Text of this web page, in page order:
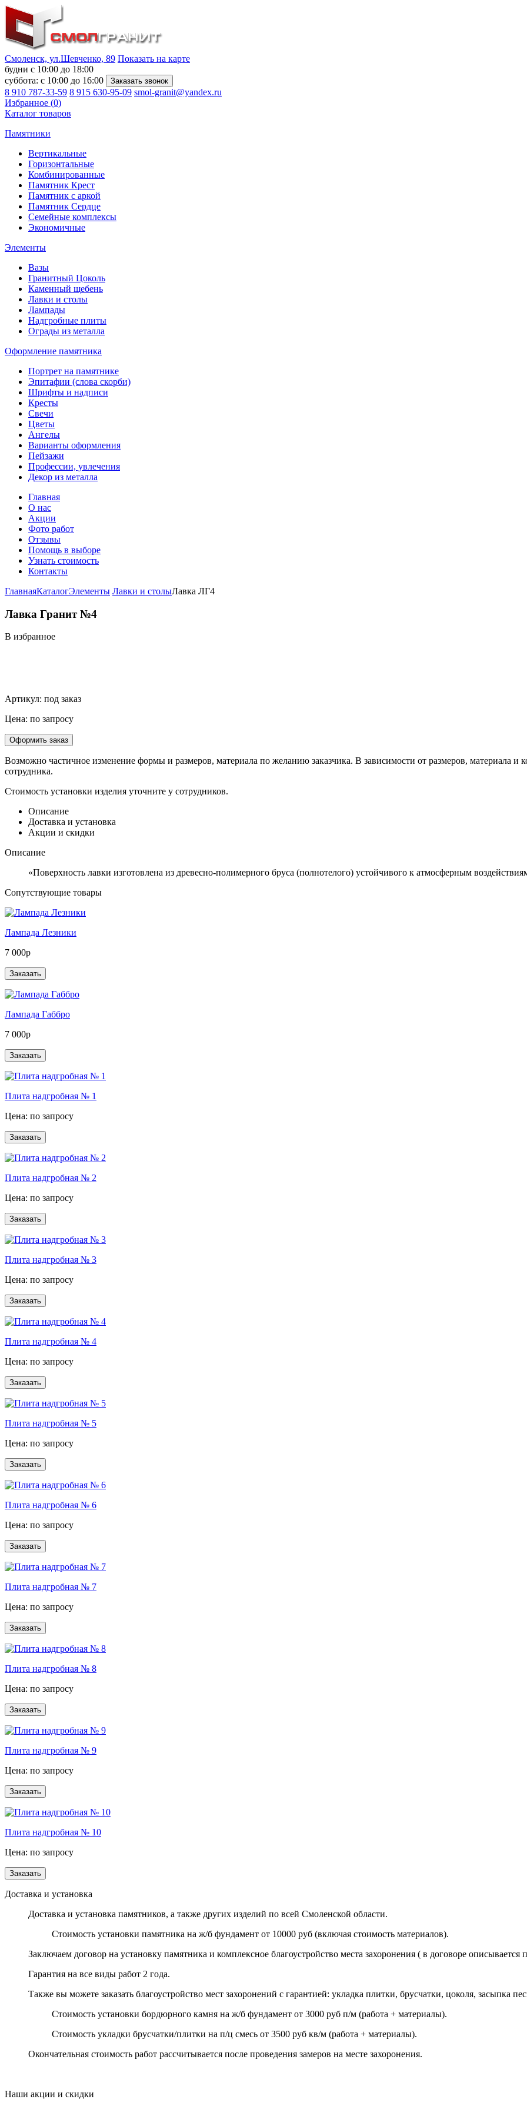
Смоленск, ул.Шевченко, 89 Показать на карте
будни с 10:00 до 18:00
суббота: с 10:00 до 16:00
8 910 787-33-59 8 915 630-95-09 smol-granit@yandex.ru
Избранное (0)
Каталог товаров
Памятники
Вертикальные
Горизонтальные
Комбинированные
Памятник Крест
Памятник с аркой
Памятник Сердце
Семейные комплексы
Экономичные
Элементы
Вазы
Гранитный Цоколь
Каменный щебень
Лавки и столы
Лампады
Надгробные плиты
Ограды из металла
Оформление памятника
Портрет на памятнике
Эпитафии (слова скорби)
Шрифты и надписи
Кресты
Свечи
Цветы
Ангелы
Варианты оформления
Пейзажи
Профессии, увлечения
Декор из металла
Главная
О нас
Акции
Фото работ
Отзывы
Помощь в выборе
Узнать стоимость
Контакты
ГлавнаяКаталогЭлементы Лавки и столыЛавка ЛГ4
Лавка Гранит №4
В избранное
Артикул: под заказ
Цена: по запросу
Возможно частичное изменение формы и размеров, материала по желанию заказчика. В зависимости от размеров, материала и
сотрудника.
Стоимость установки изделия уточните у сотрудников.
Описание
Доставка и установка
Акции и скидки
Описание
«Поверхность лавки изготовлена из древесно-полимерного бруса (полнотелого) устойчивого к атмосферным
Сопутствующие товары
Лампада Лезники
7 000р
Лампада Габбро
7 000р
Плита надгробная № 1
Цена: по запросу
Плита надгробная № 2
Цена: по запросу
Плита надгробная № 3
Цена: по запросу
Плита надгробная № 4
Цена: по запросу
Плита надгробная № 5
Цена: по запросу
Плита надгробная № 6
Цена: по запросу
Плита надгробная № 7
Цена: по запросу
Плита надгробная № 8
Цена: по запросу
Плита надгробная № 9
Цена: по запросу
Плита надгробная № 10
Цена: по запросу
Доставка и установка
Доставка и установка памятников, а также других изделий по всей Смоленской области.
Стоимость установки памятника на ж/б фундамент от 10000 руб (включая стоимость материалов).
Заключаем договор на установку памятника и комплексное благоустройство места захоронения ( в договоре описывается
Гарантия на все виды работ 2 года.
Также вы можете заказать благоустройство мест захоронений с гарантией: укладка плитки, брусчатки, цоколя, засыпка
Стоимость установки бордюрного камня на ж/б фундамент от 3000 руб п/м (работа + материалы).
Стоимость укладки брусчатки/плитки на п/ц смесь от 3500 руб кв/м (работа + материалы).
Окончательная стоимость работ рассчитывается после проведения замеров на месте захоронения.
Наши акции и скидки